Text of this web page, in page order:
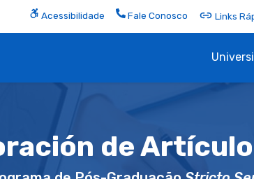
Acessibilidade Fale Conosco Links
de